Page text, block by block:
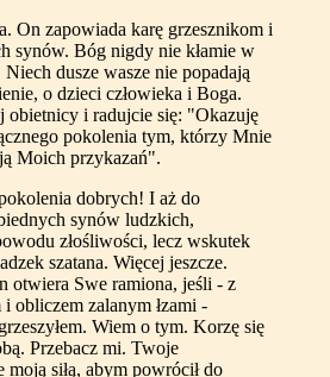
On zapowiada karę grzesznikom i
synów. Bóg nigdy nie kłamie w
dusze wasze nie popadają
o dzieci człowieka i Boga.
obietnicy i radujcie się: "Okazuję
pokolenia tym, którzy Mnie
Moich przykazań".
dobrych! I aż do
synów ludzkich,
złośliwości, lecz wskutek
szatana. Więcej jeszcze.
otwiera Swe ramiona, jeśli - z
i obliczem zalanym łzami -
Wiem o tym. Korzę się
Przebacz mi. Twoje
moją siłą, abym powrócił do